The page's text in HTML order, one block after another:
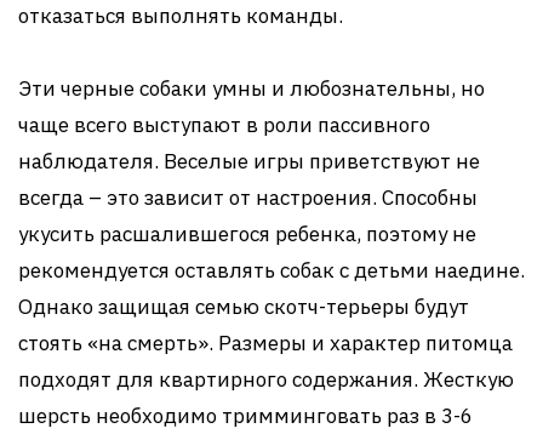
отказаться выполнять команды.
Эти черные собаки умны и любознательны, но
чаще всего выступают в роли пассивного
наблюдателя. Веселые игры приветствуют не
всегда – это зависит от настроения. Способны
укусить расшалившегося ребенка, поэтому не
рекомендуется оставлять собак с детьми наедине.
Однако защищая семью скотч-терьеры будут
стоять «на смерть». Размеры и характер питомца
подходят для квартирного содержания. Жесткую
шерсть необходимо тримминговать раз в 3-6